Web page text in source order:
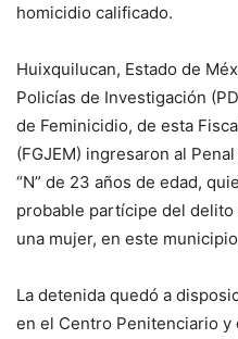
homicidio calificado.
Huixquilucan, Estado de
Policías de Investigación
de Feminicidio, de esta
(FGJEM) ingresaron al
“N” de 23 años de edad,
probable partícipe del
una mujer, en este
La detenida quedó a
en el Centro Penitenciario y